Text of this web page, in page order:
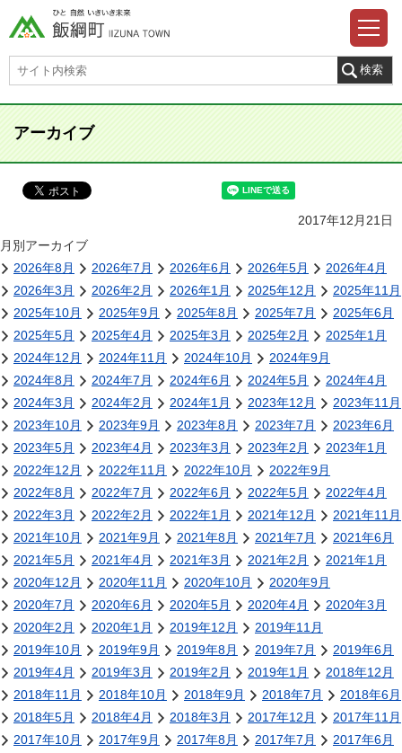
アーカイブ
2017年12月21日
月別アーカイブ
2026年8月
2026年7月 2026年6月 2026年5月
2026年4月
2026年3月
2026年2月 2026年1月 2025年12月
2025年11月
2025年10月
2025年9月 2025年8月 2025年7月
2025年6月
2025年5月
2025年4月 2025年3月 2025年2月
2025年1月
2024年12月
2024年11月 2024年10月
2024年9月
2024年8月
2024年7月 2024年6月 2024年5月
2024年4月
2024年3月
2024年2月 2024年1月 2023年12月
2023年11月
2023年10月
2023年9月 2023年8月 2023年7月
2023年6月
2023年5月
2023年4月 2023年3月 2023年2月
2023年1月
2022年12月
2022年11月 2022年10月
2022年9月
2022年8月
2022年7月 2022年6月 2022年5月
2022年4月
2022年3月
2022年2月 2022年1月 2021年12月
2021年11月
2021年10月
2021年9月 2021年8月 2021年7月
2021年6月
2021年5月
2021年4月 2021年3月 2021年2月
2021年1月
2020年12月
2020年11月 2020年10月
2020年9月
2020年7月
2020年6月 2020年5月 2020年4月
2020年3月
2020年2月
2020年1月 2019年12月
2019年11月
2019年10月
2019年9月 2019年8月 2019年7月
2019年6月
2019年4月
2019年3月 2019年2月 2019年1月
2018年12月
2018年11月
2018年10月 2018年9月 2018年7月
2018年6月
2018年5月
2018年4月 2018年3月 2017年12月
2017年11月
2017年10月
2017年9月 2017年8月 2017年7月
2017年6月